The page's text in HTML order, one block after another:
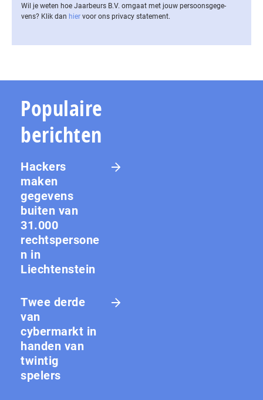
Wil je weten hoe Jaarbeurs B.V. omgaat met jouw per­soons­ge­ge­
vens? Klik dan hier voor ons privacy statement.
Populaire
berichten
Hackers
maken
gegevens
buiten van
31.000
rechtspersone
n in
Liechtenstein
Twee derde
van
cybermarkt in
handen van
twintig
spelers